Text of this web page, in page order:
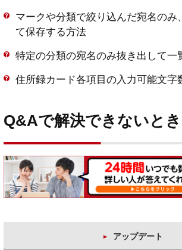
マークや分類で絞り込んだ宛名のみ
て保存する方法
特定の分類の宛名のみ抜き出して一
住所録カード各項目の入力可能文字
Q&Aで解決できないと
アップデート